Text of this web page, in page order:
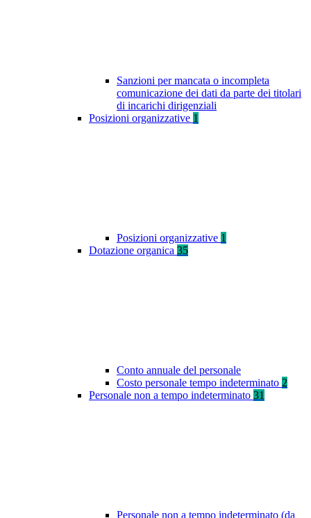
Sanzioni per mancata o incompleta
comunicazione dei dati da parte dei titolari
di incarichi dirigenziali
Posizioni organizzative 1
Posizioni organizzative 1
Dotazione organica 35
Conto annuale del personale
Costo personale tempo indeterminato 2
Personale non a tempo indeterminato 31
Personale non a tempo indeterminato (da